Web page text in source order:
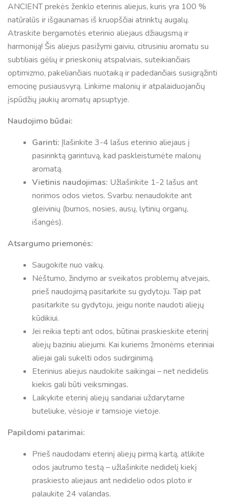
ANCIENT prekės ženklo eterinis aliejus, kuris yra 100 %
natūralūs ir išgaunamas iš kruopščiai atrinktų augalų.
Atraskite bergamotės eterinio aliejaus džiaugsmą ir
harmoniją! Šis aliejus pasižymi gaiviu, citrusiniu aromatu su
subtiliais gėlių ir prieskonių atspalviais, suteikiančiais
optimizmo, pakeliančiais nuotaiką ir padedančiais susigrąžinti
emocinę pusiausvyrą. Linkime malonių ir atpalaiduojančių
įspūdžių jaukių aromatų apsuptyje.
Naudojimo būdai:
Garinti: Įlašinkite 3-4 lašus eterinio aliejaus į
pasirinktą garintuvą, kad paskleistumėte malonų
aromatą.
Vietinis naudojimas: Užlašinkite 1-2 lašus ant
norimos odos vietos. Svarbu: nenaudokite ant
gleivinių (burnos, nosies, ausų, lytinių organų,
išangės).
Atsargumo priemonės:
Saugokite nuo vaikų.
Nėštumo, žindymo ar sveikatos problemų atvejais,
prieš naudojimą pasitarkite su gydytoju. Taip pat
pasitarkite su gydytoju, jeigu norite naudoti aliejų
kūdikiui.
Jei reikia tepti ant odos, būtinai praskieskite eterinį
aliejų baziniu aliejumi. Kai kuriems žmonėms eteriniai
aliejai gali sukelti odos sudirginimą.
Eterinius aliejus naudokite saikingai – net nedidelis
kiekis gali būti veiksmingas.
Laikykite eterinį aliejų sandariai uždarytame
buteliuke, vėsioje ir tamsioje vietoje.
Papildomi patarimai:
Prieš naudodami eterinį aliejų pirmą kartą, atlikite
odos jautrumo testą – užlašinkite nedidelį kiekį
praskiesto aliejaus ant nedidelio odos ploto ir
palaukite 24 valandas.